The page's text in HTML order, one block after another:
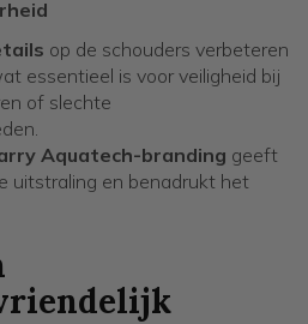
op de schouders verbeteren
essentieel is voor veiligheid bij
of slechte
Aquatech-branding geeft
uitstraling en benadrukt het